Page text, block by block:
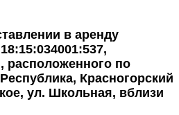
в аренду
расположенного по
Красногорский
ул. Школьная, вблизи